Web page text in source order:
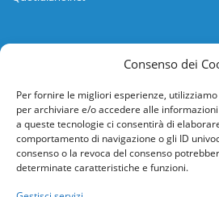
Consenso dei
Per fornire le migliori esperienze,
per archiviare e/o accedere alle
a queste tecnologie ci consentirà di
comportamento di navigazione o gli ID
consenso o la revoca del consenso
determinate caratteristiche e funzioni.
Informazioni
Help desk
Guida rapida